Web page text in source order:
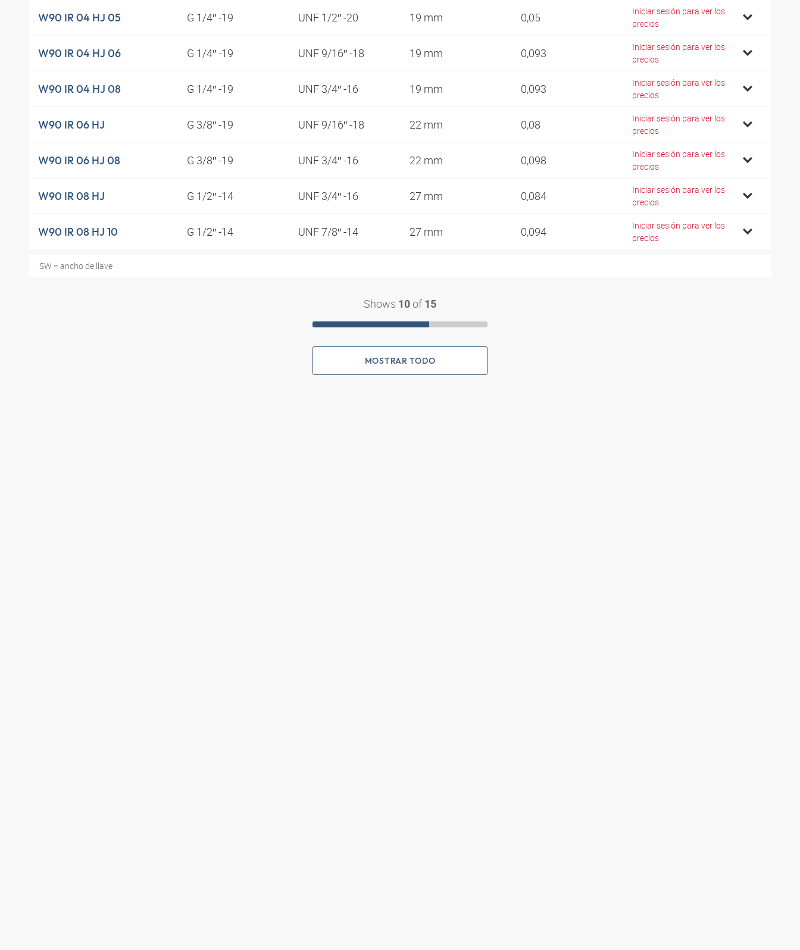
W90 IR 04 HJ 05 G 1/4″ -19 UNF 1/2″ -20 19 mm 0,05
Iniciar sesión para ver los
precios
W90 IR 04 HJ 06 G 1/4″ -19 UNF 9/16″ -18 19 mm 0,093
Iniciar sesión para ver los
precios
W90 IR 04 HJ 08 G 1/4″ -19 UNF 3/4″ -16 19 mm 0,093
Iniciar sesión para ver los
precios
W90 IR 06 HJ G 3/8″ -19 UNF 9/16″ -18 22 mm 0,08
Iniciar sesión para ver los
precios
W90 IR 06 HJ 08 G 3/8″ -19 UNF 3/4″ -16 22 mm 0,098
Iniciar sesión para ver los
precios
W90 IR 08 HJ G 1/2″ -14 UNF 3/4″ -16 27 mm 0,084
Iniciar sesión para ver los
precios
W90 IR 08 HJ 10 G 1/2″ -14 UNF 7/8″ -14 27 mm 0,094
Iniciar sesión para ver los
precios
SW = ancho de llave
Shows 10 of 15
MOSTRAR TODO